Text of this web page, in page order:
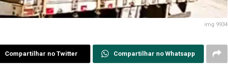
img 9934
Compartilhar no Twitter Compartilhar no Whatsapp